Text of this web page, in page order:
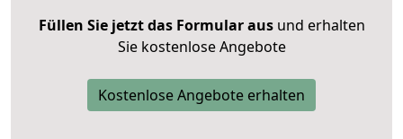
Füllen Sie jetzt das Formular ausund erhalten
Sie kostenlose Angebote
Kostenlose Angebote erhalten